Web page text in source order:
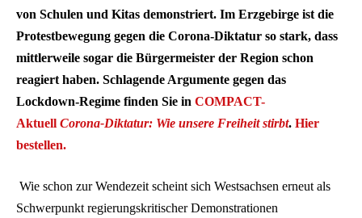
von Schulen und Kitas demonstriert. Im Erzgebirge ist die
Protestbewegung gegen die Corona-Diktatur so stark, dass
mittlerweile sogar die Bürgermeister der Region schon
reagiert haben. Schlagende Argumente gegen das
Lockdown-Regime finden Sie in COMPACT-
Aktuell Corona-Diktatur: Wie unsere Freiheit stirbt. Hier
bestellen.
Wie schon zur Wendezeit scheint sich Westsachsen erneut als
Schwerpunkt regierungskritischer Demonstrationen